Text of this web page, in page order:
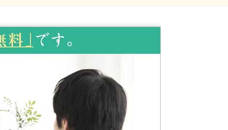
2022年1月
2021年12月
2021年7月
2021年6月
2021年4月